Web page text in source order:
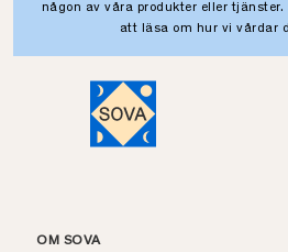
någon av våra produkter eller tjänster.
att läsa om hur vi vårdar
OM SOVA